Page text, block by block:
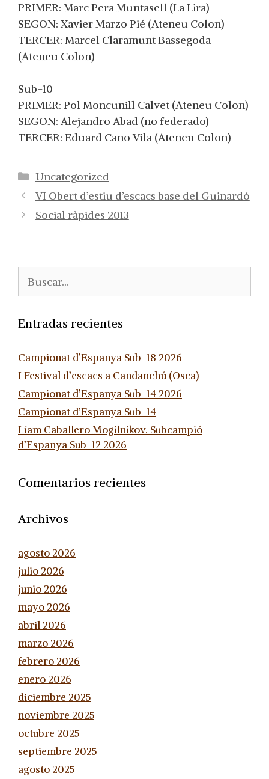
PRIMER: Marc Pera Muntasell (La Lira)
SEGON: Xavier Marzo Pié (Ateneu Colon)
TERCER: Marcel Claramunt Bassegoda
(Ateneu Colon)
Sub-10
PRIMER: Pol Moncunill Calvet (Ateneu Colon)
SEGON: Alejandro Abad (no federado)
TERCER: Eduard Cano Vila (Ateneu Colon)
Categorías
Uncategorized
VI Obert d’estiu d’escacs base del Guinardó
Social ràpides 2013
Entradas recientes
Campionat d’Espanya Sub-18 2026
I Festival d’escacs a Candanchú (Osca)
Campionat d’Espanya Sub-14 2026
Campionat d’Espanya Sub-14
Líam Caballero Mogilnikov. Subcampió
d’Espanya Sub-12 2026
Comentarios recientes
Archivos
agosto 2026
julio 2026
junio 2026
mayo 2026
abril 2026
marzo 2026
febrero 2026
enero 2026
diciembre 2025
noviembre 2025
octubre 2025
septiembre 2025
agosto 2025